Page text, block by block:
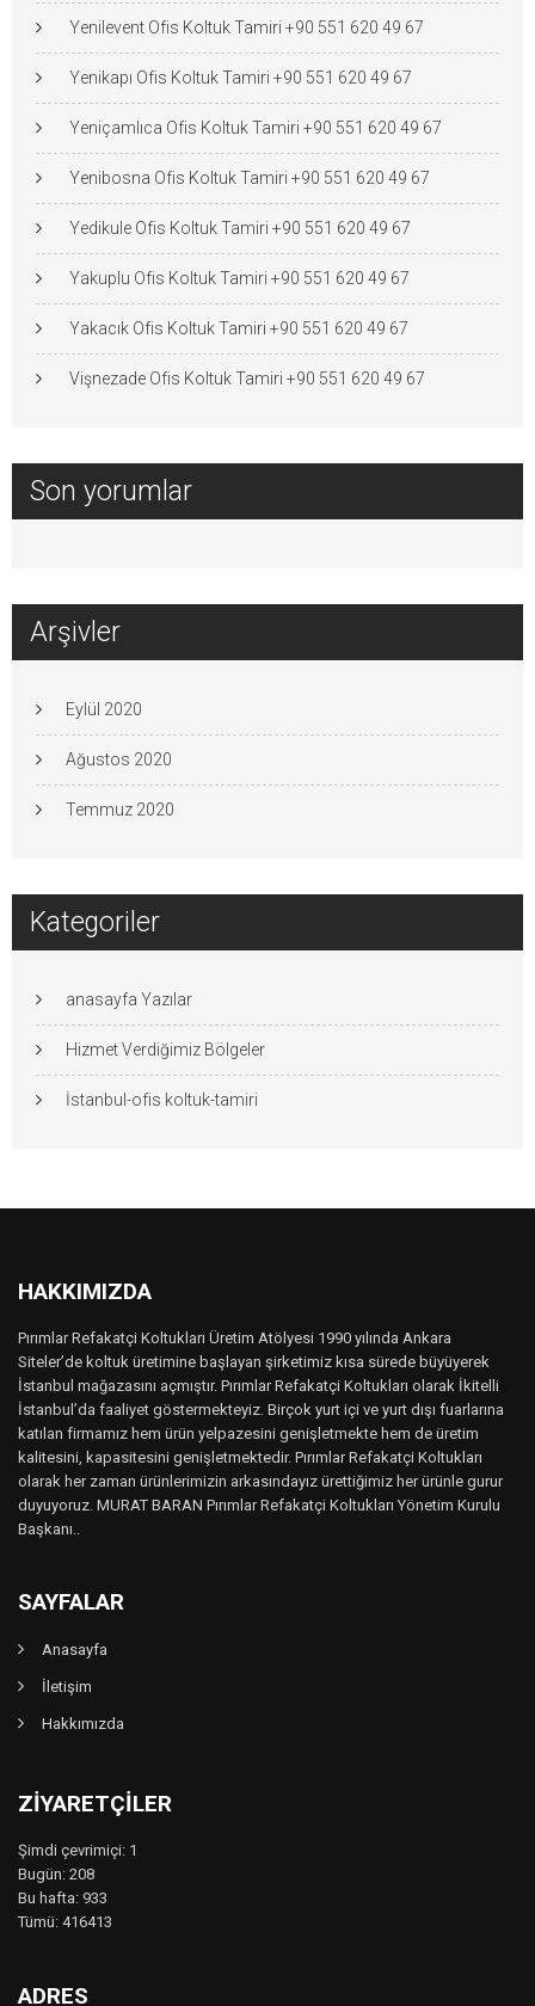
Yenilevent Ofis Koltuk Tamiri +90 551 620 49 67
Yenikapı Ofis Koltuk Tamiri +90 551 620 49 67
Yeniçamlıca Ofis Koltuk Tamiri +90 551 620 49 67
Yenibosna Ofis Koltuk Tamiri +90 551 620 49 67
Yedikule Ofis Koltuk Tamiri +90 551 620 49 67
Yakuplu Ofis Koltuk Tamiri +90 551 620 49 67
Yakacık Ofis Koltuk Tamiri +90 551 620 49 67
Vişnezade Ofis Koltuk Tamiri +90 551 620 49 67
Son yorumlar
Arşivler
Eylül 2020
Ağustos 2020
Temmuz 2020
Kategoriler
anasayfa Yazılar
Hizmet Verdiğimiz Bölgeler
İstanbul-ofis koltuk-tamiri
HAKKIMIZDA
Pırımlar Refakatçi Koltukları Üretim Atölyesi 1990 yılında Ankara
Siteler’de koltuk üretimine başlayan şirketimiz kısa sürede büyüyerek
İstanbul mağazasını açmıştır. Pırımlar Refakatçi Koltukları olarak İkitelli
İstanbul’da faaliyet göstermekteyiz. Birçok yurt içi ve yurt dışı fuarlarına
katılan firmamız hem ürün yelpazesini genişletmekte hem de üretim
kalitesini, kapasitesini genişletmektedir. Pırımlar Refakatçi Koltukları
olarak her zaman ürünlerimizin arkasındayız ürettiğimiz her ürünle gurur
duyuyoruz. MURAT BARAN Pırımlar Refakatçi Koltukları Yönetim Kurulu
Başkanı..
SAYFALAR
Anasayfa
İletişim
Hakkımızda
ZIYARETÇILER
Şimdi çevrimiçi: 1
Bugün: 208
Bu hafta: 933
Tümü: 416413
ADRES